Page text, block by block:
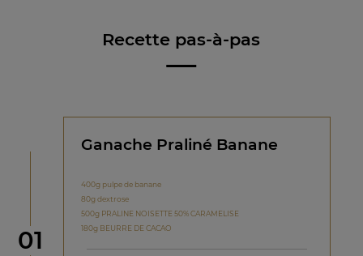
Recette pas-à-pas
étape
01
Ganache Praliné Banane
400g pulpe de banane
80g dextrose
500g PRALINE NOISETTE 50% CARAMELISE
180g BEURRE DE CACAO